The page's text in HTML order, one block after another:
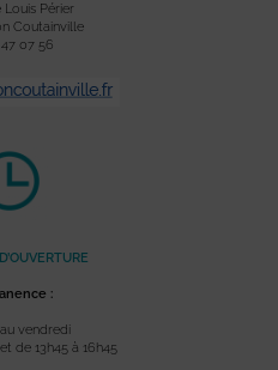
Louis Périer
Coutainville
07 56
:
vendredi
de 13h45 à 16h45